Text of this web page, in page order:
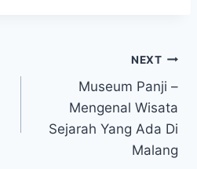
NEXT
Museum Panji –
Mengenal Wisata
Sejarah Yang Ada Di
Malang